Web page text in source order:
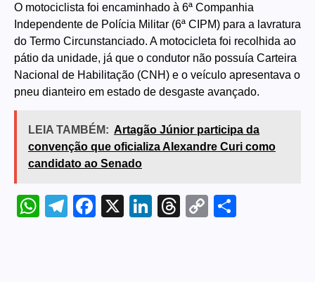
O motociclista foi encaminhado à 6ª Companhia
Independente de Polícia Militar (6ª CIPM) para a lavratura
do Termo Circunstanciado. A motocicleta foi recolhida ao
pátio da unidade, já que o condutor não possuía Carteira
Nacional de Habilitação (CNH) e o veículo apresentava o
pneu dianteiro em estado de desgaste avançado.
LEIA TAMBÉM: Artagão Júnior participa da
convenção que oficializa Alexandre Curi como
candidato ao Senado
WhatsApp
Telegram
Facebook
X LinkedIn
Threads
Copy